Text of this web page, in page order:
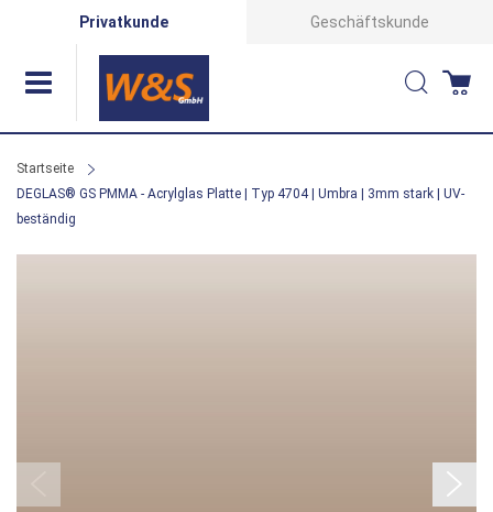
Privatkunde Geschäftskunde
Suche
Startseite
DEGLAS® GS PMMA - Acrylglas Platte | Typ 4704 | Umbra | 3mm stark | UV-
beständig